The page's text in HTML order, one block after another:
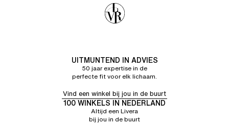
UITMUNTEND IN ADVIES
50 jaar expertise in de
perfecte fit voor elk lichaam.
Vind een winkel bij jou in de buurt
100 WINKELS IN NEDERLAND
Altijd een Livera
bij jou in de buurt